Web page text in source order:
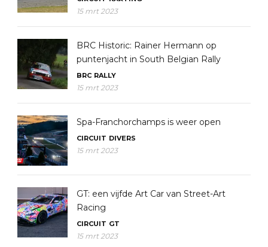
15 mrt 2023
BRC Historic: Rainer Hermann op
puntenjacht in South Belgian Rally
BRC RALLY
15 mrt 2023
Spa-Franchorchamps is weer open
CIRCUIT DIVERS
15 mrt 2023
GT: een vijfde Art Car van Street-Art
Racing
CIRCUIT GT
15 mrt 2023